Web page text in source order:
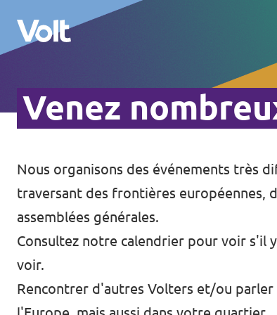
Volt France
Carte des régions
Nos régions et villes
Volt Lille
Volt Strasbourg
Politiques
À propos de Volt
Personnes
Venez
Nous organisons des événements très
traversant des frontières européennes,
assemblées générales.
Consultez notre calendrier pour voir s'il
voir.
Rencontrer d'autres Volters et/ou